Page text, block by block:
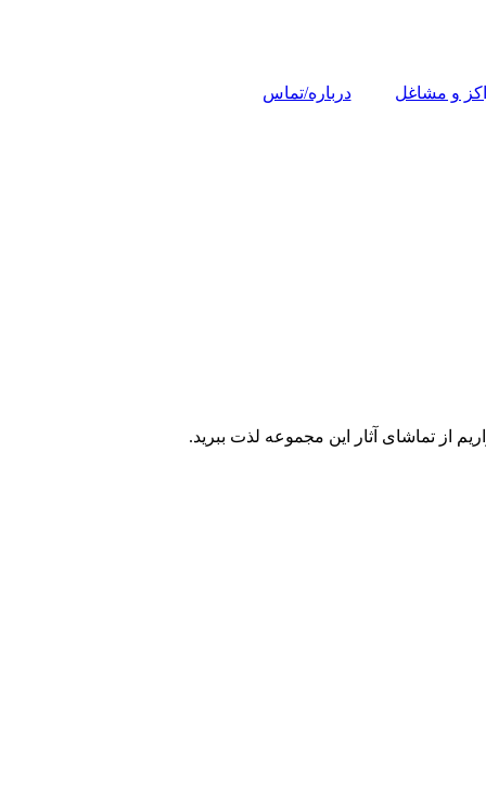
و مشاغل درباره/تماس
از تماشای آثار این مجموعه لذت ببرید.